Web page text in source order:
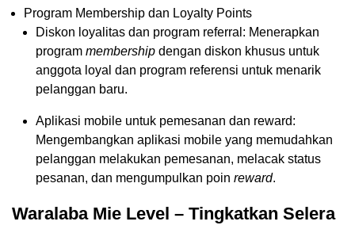
Program Membership dan Loyalty Points
Diskon loyalitas dan program referral: Menerapkan
program membership dengan diskon khusus untuk
anggota loyal dan program referensi untuk menarik
pelanggan baru.
Aplikasi mobile untuk pemesanan dan reward:
Mengembangkan aplikasi mobile yang memudahkan
pelanggan melakukan pemesanan, melacak status
pesanan, dan mengumpulkan poin reward.
Waralaba Mie Level – Tingkatkan Selera